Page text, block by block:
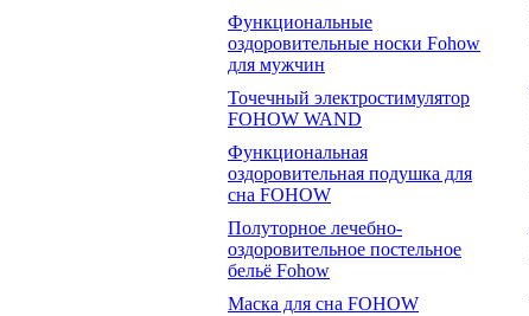
Функциональные
оздоровительные носки Fohow
для мужчин
Точечный электростимулятор
FOHOW WAND
Функциональная
оздоровительная подушка для
сна FOHOW
Полуторное лечебно-
оздоровительное постельное
бельё Fohow
Маска для сна FOHOW